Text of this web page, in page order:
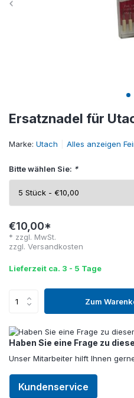
Ersatznadel für
Marke: Utach Alles anzeigen
Bitte wählen Sie: *
€10,00*
* zzgl. MwSt.
zzgl. Versandkosten
Lieferzeit ca. 3 - 5 Tage
Zum
Haben Sie eine Frage zu
Unser Mitarbeiter hilft Ihnen
Kundenservice